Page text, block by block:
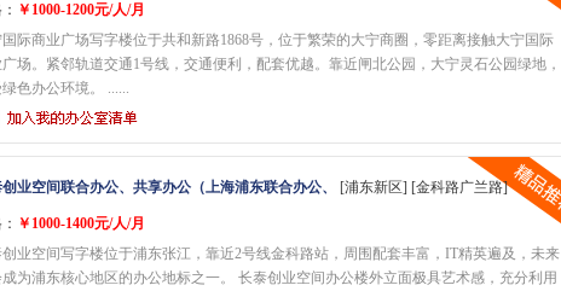
￥1000-1200元/人/月
国际商业广场写字楼位于共和新路1868号，位于繁荣的大宁商圈，零距离接触大宁国际
场。紧邻轨道交通1号线，交通便利，配套优越。靠近闸北公园，大宁灵石公园绿地，
色办公环境。 ......
业空间联合办公、共享办公（上海浦东联合办公、 [浦东新区] [金科路广兰路]
￥1000-1400元/人/月
业空间写字楼位于浦东张江，靠近2号线金科路站，周围配套丰富，IT精英遍及，未来
为浦东核心地区的办公地标之一。 长泰创业空间办公楼外立面极具艺术感，充分利用